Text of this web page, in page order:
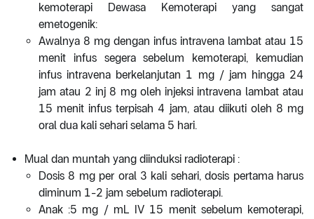
kemoterapi Dewasa Kemoterapi yang sangat
emetogenik:
Awalnya 8 mg dengan infus intravena lambat atau 15
menit infus segera sebelum kemoterapi, kemudian
infus intravena berkelanjutan 1 mg / jam hingga 24
jam atau 2 inj 8 mg oleh injeksi intravena lambat atau
15 menit infus terpisah 4 jam, atau diikuti oleh 8 mg
oral dua kali sehari selama 5 hari.
Mual dan muntah yang diinduksi radioterapi :
Dosis 8 mg per oral 3 kali sehari, dosis pertama harus
diminum 1-2 jam sebelum radioterapi.
Anak :5 mg / mL IV 15 menit sebelum kemoterapi,